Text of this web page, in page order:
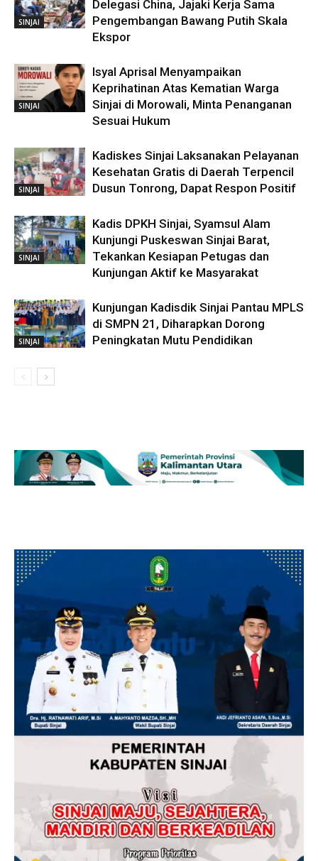
SINJAI
Delegasi China, Jajaki Kerja Sama
Pengembangan Bawang Putih Skala
Ekspor
SINJAI
Isyal Aprisal Menyampaikan
Keprihatinan Atas Kematian Warga
Sinjai di Morowali, Minta Penanganan
Sesuai Hukum
SINJAI
Kadiskes Sinjai Laksanakan Pelayanan
Kesehatan Gratis di Daerah Terpencil
Dusun Tonrong, Dapat Respon Positif
SINJAI
Kadis DPKH Sinjai, Syamsul Alam
Kunjungi Puskeswan Sinjai Barat,
Tekankan Kesiapan Petugas dan
Kunjungan Aktif ke Masyarakat
SINJAI
Kunjungan Kadisdik Sinjai Pantau MPLS
di SMPN 21, Diharapkan Dorong
Peningkatan Mutu Pendidikan